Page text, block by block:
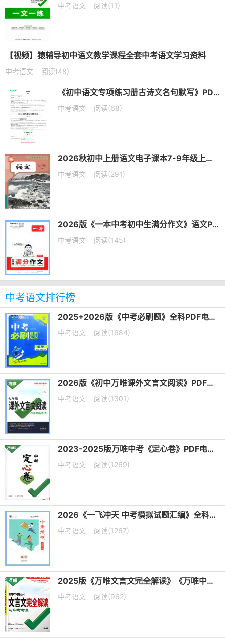
中考语文 阅读(11)
【视频】猿辅导初中语文教学课程全套中考语文学习资料
中考语文 阅读(48)
《初中语文专项练习册古诗文名句默写》PDF电子版下载
中考语文 阅读(68)
2026秋初中上册语文电子课本7-9年级上册（高清可下载）
中考语文 阅读(291)
2026版《一本中考初中生满分作文》语文PDF电子版下载
中考语文 阅读(145)
中考语文排行榜
2025+2026版《中考必刷题》全科PDF电子版下载
中考语文 阅读(1684)
2026版《初中万唯课外文言文阅读》PDF电子版下载
中考语文 阅读(1301)
2023-2025版万唯中考《定心卷》PDF电子版下载
中考语文 阅读(1269)
2026《一飞冲天 中考模拟试题汇编》全科PDF电子版下载
中考语文 阅读(1267)
2025版《万唯文言文完全解读》《万唯中考古诗文60篇》PDF电子版下载
中考语文 阅读(962)